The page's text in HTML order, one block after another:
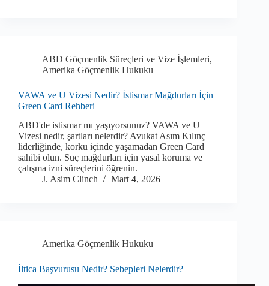
ABD Göçmenlik Süreçleri ve Vize İşlemleri,
Amerika Göçmenlik Hukuku
VAWA ve U Vizesi Nedir? İstismar Mağdurları İçin
Green Card Rehberi
ABD'de istismar mı yaşıyorsunuz? VAWA ve U
Vizesi nedir, şartları nelerdir? Avukat Asım Kılınç
liderliğinde, korku içinde yaşamadan Green Card
sahibi olun. Suç mağdurları için yasal koruma ve
çalışma izni süreçlerini öğrenin.
J. Asim Clinch
Mart 4, 2026
Amerika Göçmenlik Hukuku
İltica Başvurusu Nedir? Sebepleri Nelerdir?